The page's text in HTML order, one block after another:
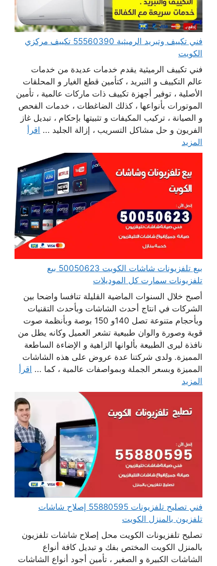
فني تكييف وتبريد الرميثية 55560390 تكييف مركزي
الكويت
فني تكييف الرميثية يقدم خدمات عديدة من خدمات
عالم التكييف و التبريد ، كتأمين قطع الغيار و المحلقات
الأصلية ، توفير أجهزة تكييف ذات ماركات عالمية ، تأمين
الموتورات بأنواعها ، كذلك الضاغطات ، خدمات الفحص
و الصيانة ، تركيب المكيفات و تثبيتها بإحكام ، تبديل غاز
الفريون و حل مشاكل التسريب ، إزالة الجليد ... اقرأ
المزيد
بيع تلفزيونات شاشات الكويت 50050623 بيع
تلفزيونات سمارت كل الموديلات
أصبح خلال السنوات الماضية القليلة تنافسا واضحا بين
الشركات في انتاج أحدث الشاشات وبأحدث التقنيات
وبأحجام متنوعة تصل 140و 150 بوصة وبأنظمة صوت
قوية وصورة والوان طبيعية تشعر العميل وكانه يطل من
نافذة ليرى الطبيعة بألوانها الزاهية و الإضاءة الساطعة
المميزة. ولدى شركتنا عدة عروض على هذه الشاشات
المميزة وبسعر الجملة وبمواصفات عالمية ، كما ... اقرأ
المزيد
فني تصليح تلفزيونات 55880595 إصلاح شاشات
تلفزيون بالمنزل الكويت
تصليح تلفزيونات الكويت محل إصلاح شاشات تلفزيون
بالمنزل الكويت المختص بفك و تبديل كافة أنواع
الشاشات الكبيرة و الصغير ، تأمين أجود أنواع الشاشات